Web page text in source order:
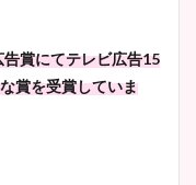
賞にてテレビ広告15
賞を受賞していま